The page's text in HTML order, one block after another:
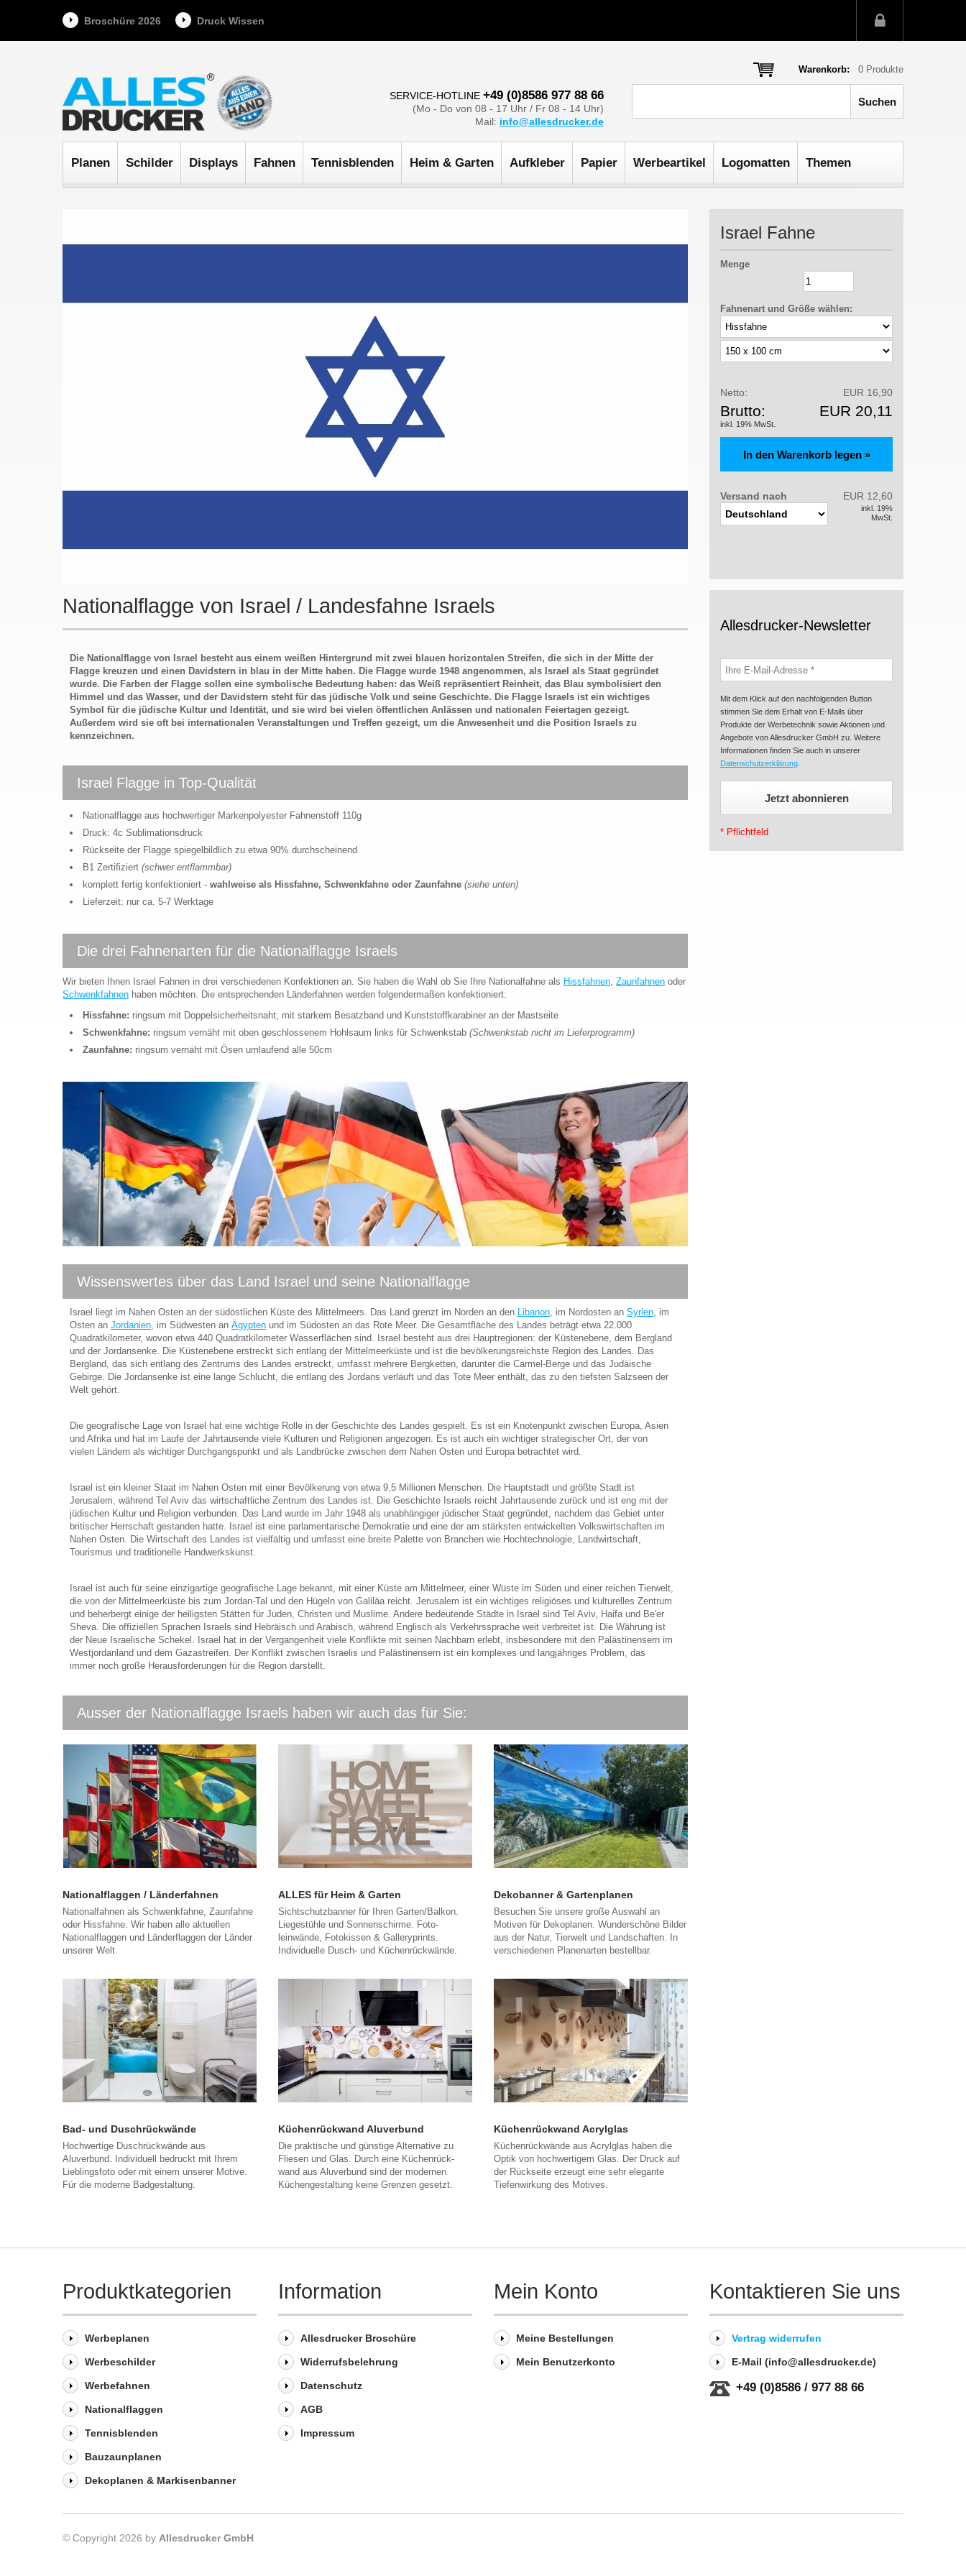
Broschüre 2026 Druck Wissen
Warenkorb: 0 Produkte
SERVICE-HOTLINE +49 (0)8586 977 88 66
(Mo - Do von 08 - 17 Uhr / Fr 08 - 14 Uhr)
Mail: info@allesdrucker.de
Planen Schilder Displays Fahnen Tennisblenden Heim & Garten Aufkleber Papier Werbeartikel Logomatten Themen
Nationalflagge von Israel / Landesfahne Israels
Die Nationalflagge von Israel besteht aus einem weißen Hintergrund mit zwei blauen horizontalen Streifen, die sich in der Mitte der
Flagge kreuzen und einen Davidstern in blau in der Mitte haben. Die Flagge wurde 1948 angenommen, als Israel als Staat gegründet
wurde. Die Farben der Flagge sollen eine symbolische Bedeutung haben: das Weiß repräsentiert Reinheit, das Blau symbolisiert den
Himmel und das Wasser, und der Davidstern steht für das jüdische Volk und seine Geschichte. Die Flagge Israels ist ein wichtiges
Symbol für die jüdische Kultur und Identität, und sie wird bei vielen öffentlichen Anlässen und nationalen Feiertagen gezeigt.
Außerdem wird sie oft bei internationalen Veranstaltungen und Treffen gezeigt, um die Anwesenheit und die Position Israels zu
kennzeichnen.
Israel Flagge in Top-Qualität
Nationalflagge aus hochwertiger Markenpolyester Fahnenstoff 110g
Druck: 4c Sublimationsdruck
Rückseite der Flagge spiegelbildlich zu etwa 90% durchscheinend
B1 Zertifiziert (schwer entflammbar)
komplett fertig konfektioniert - wahlweise als Hissfahne, Schwenkfahne oder Zaunfahne (siehe unten)
Lieferzeit: nur ca. 5-7 Werktage
Die drei Fahnenarten für die Nationalflagge Israels
Wir bieten Ihnen Israel Fahnen in drei verschiedenen Konfektionen an. Sie haben die Wahl ob Sie Ihre Nationalfahne als Hissfahnen, Zaunfahnen oder
Schwenkfahnen haben möchten. Die entsprechenden Länderfahnen werden folgendermaßen konfektioniert:
Hissfahne: ringsum mit Doppelsicherheitsnaht; mit starkem Besatzband und Kunststoffkarabiner an der Mastseite
Schwenkfahne: ringsum vernäht mit oben geschlossenem Hohlsaum links für Schwenkstab (Schwenkstab nicht im Lieferprogramm)
Zaunfahne: ringsum vernäht mit Ösen umlaufend alle 50cm
Wissenswertes über das Land Israel und seine Nationalflagge
Israel liegt im Nahen Osten an der südöstlichen Küste des Mittelmeers. Das Land grenzt im Norden an den Libanon, im Nordosten an Syrien, im
Osten an Jordanien, im Südwesten an Ägypten und im Südosten an das Rote Meer. Die Gesamtfläche des Landes beträgt etwa 22.000
Quadratkilometer, wovon etwa 440 Quadratkilometer Wasserflächen sind. Israel besteht aus drei Hauptregionen: der Küstenebene, dem Bergland
und der Jordansenke. Die Küstenebene erstreckt sich entlang der Mittelmeerküste und ist die bevölkerungsreichste Region des Landes. Das
Bergland, das sich entlang des Zentrums des Landes erstreckt, umfasst mehrere Bergketten, darunter die Carmel-Berge und das Judäische
Gebirge. Die Jordansenke ist eine lange Schlucht, die entlang des Jordans verläuft und das Tote Meer enthält, das zu den tiefsten Salzseen der
Welt gehört.
Die geografische Lage von Israel hat eine wichtige Rolle in der Geschichte des Landes gespielt. Es ist ein Knotenpunkt zwischen Europa, Asien
und Afrika und hat im Laufe der Jahrtausende viele Kulturen und Religionen angezogen. Es ist auch ein wichtiger strategischer Ort, der von
vielen Ländern als wichtiger Durchgangspunkt und als Landbrücke zwischen dem Nahen Osten und Europa betrachtet wird.
Israel ist ein kleiner Staat im Nahen Osten mit einer Bevölkerung von etwa 9,5 Millionen Menschen. Die Hauptstadt und größte Stadt ist
Jerusalem, während Tel Aviv das wirtschaftliche Zentrum des Landes ist. Die Geschichte Israels reicht Jahrtausende zurück und ist eng mit der
jüdischen Kultur und Religion verbunden. Das Land wurde im Jahr 1948 als unabhängiger jüdischer Staat gegründet, nachdem das Gebiet unter
britischer Herrschaft gestanden hatte. Israel ist eine parlamentarische Demokratie und eine der am stärksten entwickelten Volkswirtschaften im
Nahen Osten. Die Wirtschaft des Landes ist vielfältig und umfasst eine breite Palette von Branchen wie Hochtechnologie, Landwirtschaft,
Tourismus und traditionelle Handwerkskunst.
Israel ist auch für seine einzigartige geografische Lage bekannt, mit einer Küste am Mittelmeer, einer Wüste im Süden und einer reichen Tierwelt,
die von der Mittelmeerküste bis zum Jordan-Tal und den Hügeln von Galiläa reicht. Jerusalem ist ein wichtiges religiöses und kulturelles Zentrum
und beherbergt einige der heiligsten Stätten für Juden, Christen und Muslime. Andere bedeutende Städte in Israel sind Tel Aviv, Haifa und Be'er
Sheva. Die offiziellen Sprachen Israels sind Hebräisch und Arabisch, während Englisch als Verkehrssprache weit verbreitet ist. Die Währung ist
der Neue Israelische Schekel. Israel hat in der Vergangenheit viele Konflikte mit seinen Nachbarn erlebt, insbesondere mit den Palästinensern im
Westjordanland und dem Gazastreifen. Der Konflikt zwischen Israelis und Palästinensern ist ein komplexes und langjähriges Problem, das
immer noch große Herausforderungen für die Region darstellt.
Ausser der Nationalflagge Israels haben wir auch das für Sie:
Nationalflaggen / Länderfahnen
Nationalfahnen als Schwenkfahne, Zaunfahne
oder Hissfahne. Wir haben alle aktuellen
Nationalflaggen und Länderflaggen der Länder
unserer Welt.
ALLES für Heim & Garten
Sichtschutzbanner für Ihren Garten/Balkon.
Liegestühle und Sonnenschirme. Foto-
leinwände, Fotokissen & Galleryprints.
Individuelle Dusch- und Küchenrückwände.
Dekobanner & Gartenplanen
Besuchen Sie unsere große Auswahl an
Motiven für Dekoplanen. Wunderschöne Bilder
aus der Natur, Tierwelt und Landschaften. In
verschiedenen Planenarten bestellbar.
Bad- und Duschrückwände
Hochwertige Duschrückwände aus
Aluverbund. Individuell bedruckt mit Ihrem
Lieblingsfoto oder mit einem unserer Motive.
Für die moderne Badgestaltung.
Küchenrückwand Aluverbund
Die praktische und günstige Alternative zu
Fliesen und Glas. Durch eine Küchenrück-
wand aus Aluverbund sind der modernen
Küchengestaltung keine Grenzen gesetzt.
Küchenrückwand Acrylglas
Küchenrückwände aus Acrylglas haben die
Optik von hochwertigem Glas. Der Druck auf
der Rückseite erzeugt eine sehr elegante
Tiefenwirkung des Motives.
Israel Fahne
Menge
Fahnenart und Größe wählen:
Netto: EUR 16,90
Brutto:
inkl. 19% MwSt.
EUR 20,11
Versand nach EUR 12,60
inkl. 19%
MwSt.
Allesdrucker-Newsletter
Mit dem Klick auf den nachfolgenden Button
stimmen Sie dem Erhalt von E-Mails über
Produkte der Werbetechnik sowie Aktionen und
Angebote von Allesdrucker GmbH zu. Weitere
Informationen finden Sie auch in unserer
Datenschutzerklärung
* Pflichtfeld
Produktkategorien
Werbeplanen
Werbeschilder
Werbefahnen
Nationalflaggen
Tennisblenden
Bauzaunplanen
Dekoplanen & Markisenbanner
Information
Allesdrucker Broschüre
Widerrufsbelehrung
Datenschutz
AGB
Impressum
Mein Konto
Meine Bestellungen
Mein Benutzerkonto
Kontaktieren Sie uns
Vertrag widerrufen
E-Mail (info@allesdrucker.de)
+49 (0)8586 / 977 88 66
© Copyright 2026 by Allesdrucker GmbH